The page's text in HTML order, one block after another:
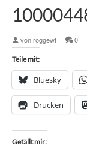
vonroggewf | 0
Teile mit:
Bluesky
Drucken
Gefällt mir: